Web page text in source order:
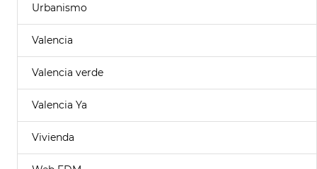
Urbanismo
Valencia
Valencia verde
Valencia Ya
Vivienda